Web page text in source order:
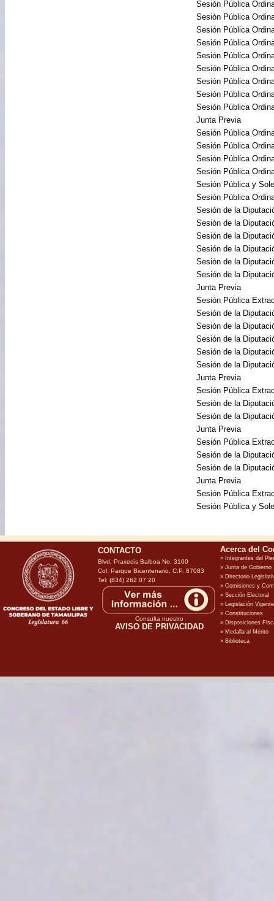
Sesión Pública
Sesión Pública
Sesión Pública
Sesión Pública
Sesión Pública
Sesión Pública
Sesión Pública
Sesión Pública
Sesión Pública
Junta Previa
Sesión Pública
Sesión Pública
Sesión Pública
Sesión Pública
Sesión Pública y
Sesión Pública
Sesión de la
Sesión de la
Sesión de la
Sesión de la
Sesión de la
Sesión de la
Junta Previa
Sesión Pública
Sesión de la
Sesión de la
Sesión de la
Sesión de la
Sesión de la
Junta Previa
Sesión Pública
Sesión de la
Sesión de la
Junta Previa
Sesión Pública
Sesión de la
Sesión de la
Junta Previa
Sesión Pública
Sesión Pública y
CONTACTO
Blvd. Praxedis Balboa No. 3100
Col. Parque Bicentenario, C.P. 87083
Tel: (834) 262 07 20
Consulta nuestro
AVISO DE PRIVACIDAD